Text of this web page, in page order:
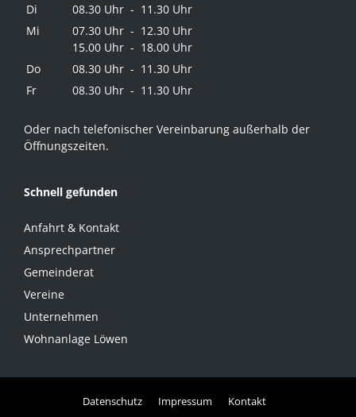
Di
08.30 Uhr - 11.30 Uhr
Mi
07.30 Uhr - 12.30 Uhr
15.00 Uhr - 18.00 Uhr
Do
08.30 Uhr - 11.30 Uhr
Fr
08.30 Uhr - 11.30 Uhr
Oder nach telefonischer Vereinbarung außerhalb der
Öffnungszeiten.
Schnell gefunden
Anfahrt & Kontakt
Ansprechpartner
Gemeinderat
Vereine
Unternehmen
Wohnanlage Löwen
Datenschutz Impressum Kontakt